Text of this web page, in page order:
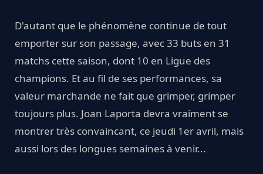
D'autant que le phénomène continue de tout
emporter sur son passage, avec 33 buts en 31
matchs cette saison, dont 10 en Ligue des
champions. Et au fil de ses performances, sa
valeur marchande ne fait que grimper, grimper
toujours plus. Joan Laporta devra vraiment se
montrer très convaincant, ce jeudi 1er avril, mais
aussi lors des longues semaines à venir...